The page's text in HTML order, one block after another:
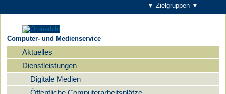
▼ Zielgruppen ▼
Computer- und Medienservice
Navigation
Aktuelles
Dienstleistungen
Digitale Medien